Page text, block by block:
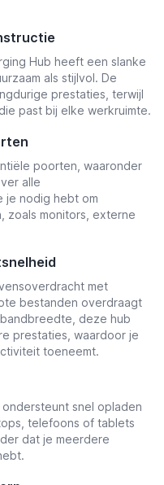
Hub heeft een slanke
als stijlvol. De
prestaties, terwijl
past bij elke werkruimte.
poorten, waaronder
alle
je nodig hebt om
zoals monitors, externe
met
bestanden overdraagt
deze hub
prestaties, waardoor je
toeneemt.
snel opladen
telefoons of tablets
dat je meerdere